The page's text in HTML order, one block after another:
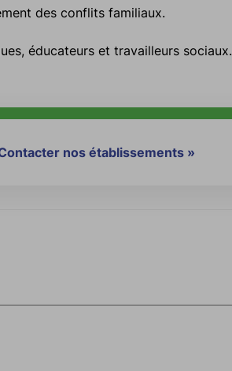
des conflits familiaux.
éducateurs et travailleurs sociaux.
nos établissements »